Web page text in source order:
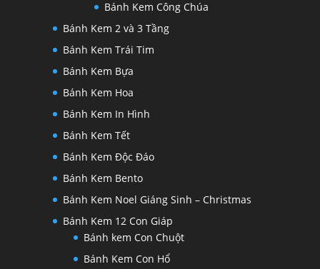
Bánh Kem Công Chúa
Bánh Kem 2 và 3 Tầng
Bánh Kem Trái Tim
Bánh Kem Bựa
Bánh Kem Hoa
Bánh Kem In Hình
Bánh Kem Tết
Bánh Kem Độc Đáo
Bánh Kem Bento
Bánh Kem Noel Giáng Sinh – Christmas
Bánh Kem 12 Con Giáp
Bánh kem Con Chuột
Bánh Kem Con Hổ